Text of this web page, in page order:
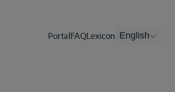
PortalFAQLexicon English